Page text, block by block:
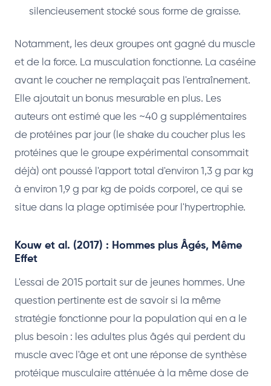
silencieusement stocké sous forme de graisse.
Notamment, les deux groupes ont gagné du muscle
et de la force. La musculation fonctionne. La caséine
avant le coucher ne remplaçait pas l'entraînement.
Elle ajoutait un bonus mesurable en plus. Les
auteurs ont estimé que les ~40 g supplémentaires
de protéines par jour (le shake du coucher plus les
protéines que le groupe expérimental consommait
déjà) ont poussé l'apport total d'environ 1,3 g par kg
à environ 1,9 g par kg de poids corporel, ce qui se
situe dans la plage optimisée pour l'hypertrophie.
Kouw et al. (2017) : Hommes plus Âgés, Même
Effet
L'essai de 2015 portait sur de jeunes hommes. Une
question pertinente est de savoir si la même
stratégie fonctionne pour la population qui en a le
plus besoin : les adultes plus âgés qui perdent du
muscle avec l'âge et ont une réponse de synthèse
protéique musculaire atténuée à la même dose de